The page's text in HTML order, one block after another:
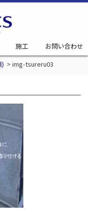
施工
お問い合わせ
> img-tsureru03